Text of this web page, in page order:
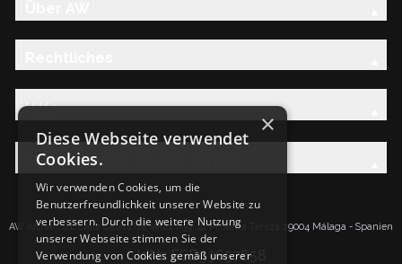
Hilfe
Entdecken Sie die AW-Familie
AW Artisan S.L.Calle Caleta de Velez n39, 41 PI Santa Tereza 29004 Málaga - Spanien
IdNr: ESB93657658
×
Diese Webseite verwendet
Cookies.
Wir verwenden Cookies, um die
Benutzerfreundlichkeit unserer Website zu
verbessern. Durch die weitere Nutzung
unserer Webseite stimmen Sie der
Verwendung von Cookies gemäß unserer